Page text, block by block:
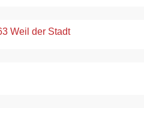
Weil der Stadt